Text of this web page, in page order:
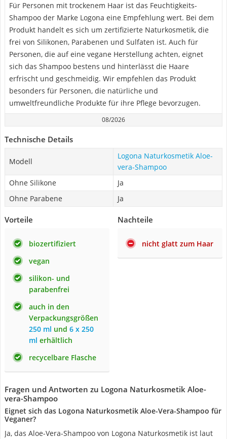
Für Personen mit trockenem Haar ist das Feuchtigkeits-
Shampoo der Marke Logona eine Empfehlung wert. Bei dem
Produkt handelt es sich um zertifizierte Naturkosmetik, die
frei von Silikonen, Parabenen und Sulfaten ist. Auch für
Personen, die auf eine vegane Herstellung achten, eignet
sich das Shampoo bestens und hinterlässt die Haare
erfrischt und geschmeidig. Wir empfehlen das Produkt
besonders für Personen, die natürliche und
umweltfreundliche Produkte für ihre Pflege bevorzugen.
08/2026
Technische Details
Modell
Logona Naturkosmetik Aloe-
vera-Shampoo
Ohne Silikone
Ja
Ohne Parabene
Ja
Vorteile
biozertifiziert
vegan
silikon- und
parabenfrei
auch in den
Verpackungsgrößen
250 ml und 6 x 250
ml erhältlich
recycelbare Flasche
Nachteile
nicht glatt zum Haar
Fragen und Antworten zu Logona Naturkosmetik Aloe-
vera-Shampoo
Eignet sich das Logona Naturkosmetik Aloe-Vera-Shampoo für
Veganer?
Ja, das Aloe-Vera-Shampoo von Logona Naturkosmetik ist laut